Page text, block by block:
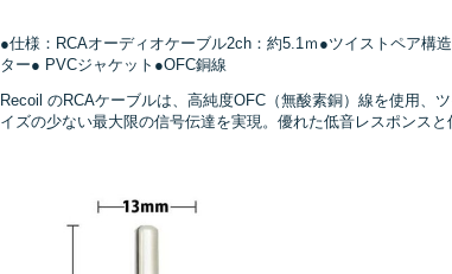
●仕様：RCAオーディオケーブル2ch：約5.1ｍ●ツイストペア構
ター● PVCジャケット●OFC銅線
Recoil のRCAケーブルは、高純度OFC（無酸素銅）線を使用、
イズの少ない最大限の信号伝達を実現。優れた低音レスポンスと